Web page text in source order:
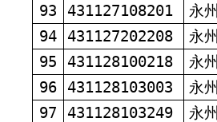
93
431127108201 永
94
431127202208 永
95
431128100218 永
96
431128103003 永
97
431128103249 永